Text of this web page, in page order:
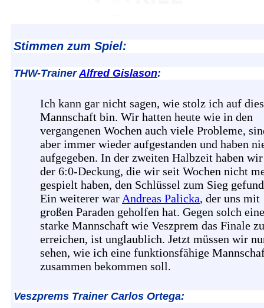
Stimmen zum Spiel:
THW-TrainerAlfred Gislason:
Ich kann gar nicht sagen, wie stolz ich auf
Mannschaft bin. Wir hatten heute wie in den
vergangenen Wochen auch viele Probleme,
aber immer wieder aufgestanden und haben
aufgegeben. In der zweiten Halbzeit haben
der 6:0-Deckung, die wir seit Wochen nicht
gespielt haben, den Schlüssel zum Sieg
Ein weiterer war Andreas Palicka, der uns mit
großen Paraden geholfen hat. Gegen solch eine
starke Mannschaft wie Veszprem das Finale zu
erreichen, ist unglaublich. Jetzt müssen wir
sehen, wie ich eine funktionsfähige
zusammen bekommen soll.
Veszprems Trainer Carlos Ortega: